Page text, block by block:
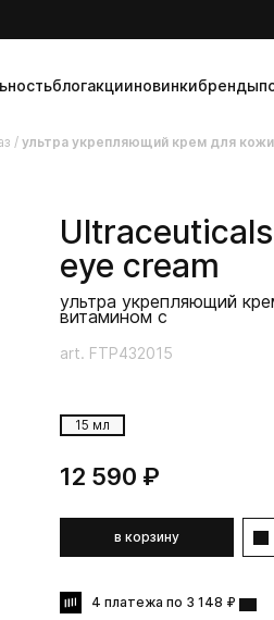
блогакцииновинкибренды
/ ультра укрепляющий крем для кожи
Ultraceuticals
eye cream
ультра укрепляющий
витамином с
art. FTP432015
15 мл
12 590 ₽
в корзину
4 платежа по 3 148 ₽